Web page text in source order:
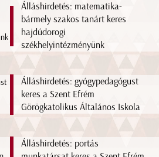
Álláshirdetés: matematika-
bármely szakos tanárt keres
hajdúdorogi
székhelyintézményünk
Álláshirdetés: gyógypedagógust
keres a Szent Efrém
Görögkatolikus Általános Iskola
Álláshirdetés: portás